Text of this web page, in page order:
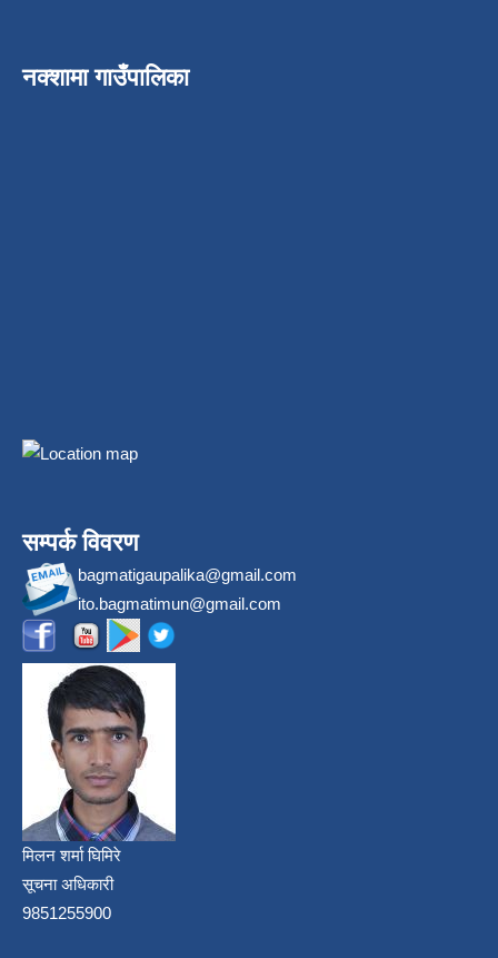
नक्शामा गाउँपालिका
सम्पर्क विवरण
bagmatigaupalika@gmail.com
ito.bagmatimun@gmail.com
मिलन शर्मा घिमिरे
सूचना अधिकारी
9851255900